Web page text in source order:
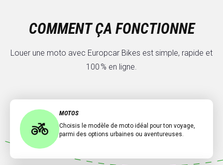
COMMENT ÇA FONCTIONNE
Louer une moto avec Europcar Bikes est simple, rapide et
100 % en ligne.
MOTOS
Choisis le modèle de moto idéal pour ton voyage,
parmi des options urbaines ou aventureuses.